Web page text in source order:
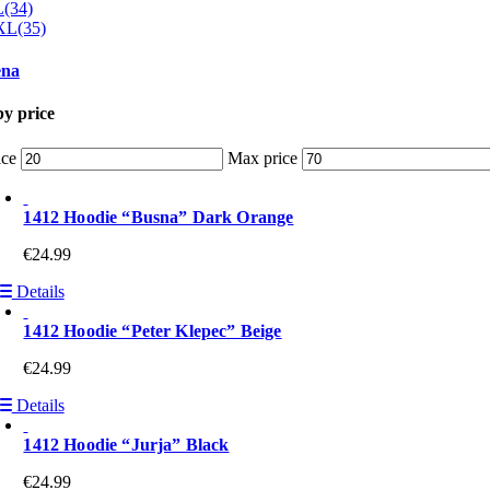
(34)
(35)
price
Max price
1412 Hoodie “Busna” Dark Orange
€24.99
Details
1412 Hoodie “Peter Klepec” Beige
€24.99
Details
1412 Hoodie “Jurja” Black
€24.99